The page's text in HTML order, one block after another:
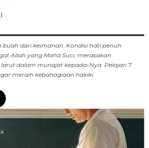
buah dari keimanan. Kondisi hati penuh
Allah yang Maha Suci, merasakan
dalam munajat kepada-Nya. Pelajari 7
meraih kebahagiaan hakiki.